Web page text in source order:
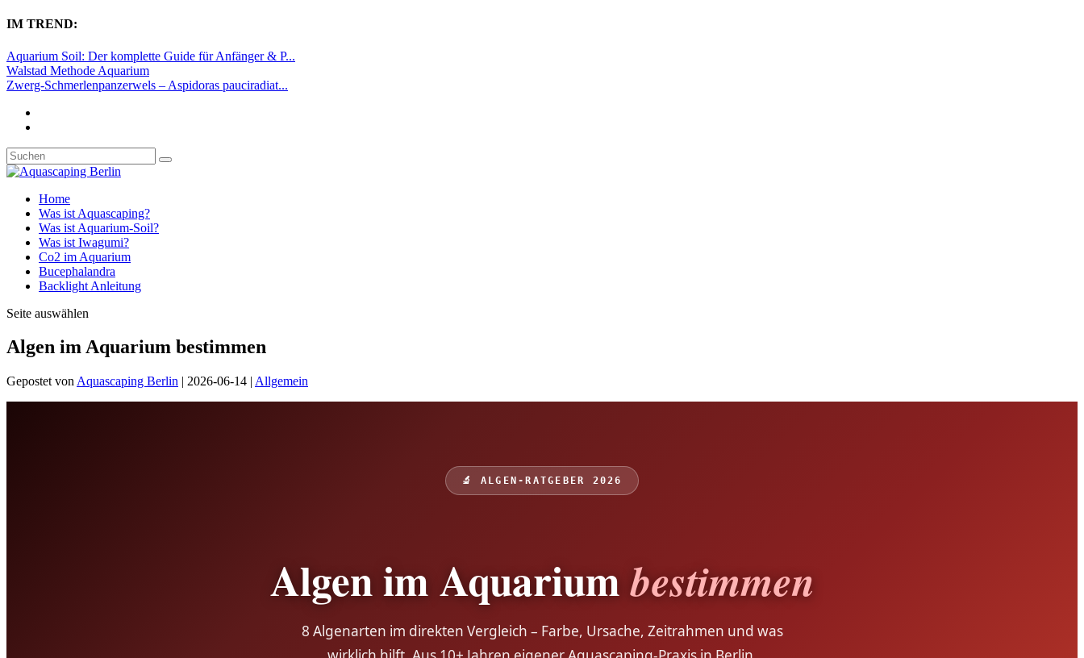
IM TREND:
Aquarium Soil: Der komplette Guide für Anfänger & P...
Walstad Methode Aquarium
Zwerg-Schmerlenpanzerwels – Aspidoras pauciradiat...
Home
Was ist Aquascaping?
Was ist Aquarium-Soil?
Was ist Iwagumi?
Co2 im Aquarium
Bucephalandra
Backlight Anleitung
Seite auswählen
Algen im Aquarium bestimmen
Gepostet von Aquascaping Berlin | 2026-06-14 | Allgemein
🔬 ALGEN-RATGEBER 2026
Algen im Aquariumbestimmen
8 Algenarten im direkten Vergleich – Farbe, Ursache, Zeitrahmen und was